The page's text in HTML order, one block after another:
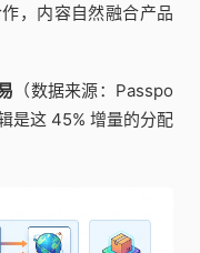
，内容自然融合产品
（数据来源：Passpo
是这 45% 增量的分配